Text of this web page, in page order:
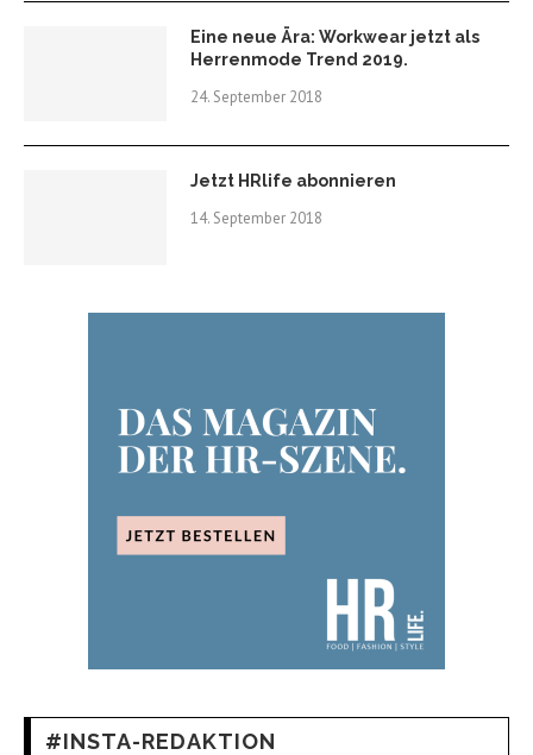
Eine neue Ära: Workwear jetzt als
Herrenmode Trend 2019.
24. September 2018
Jetzt HRlife abonnieren
14. September 2018
#INSTA-REDAKTION